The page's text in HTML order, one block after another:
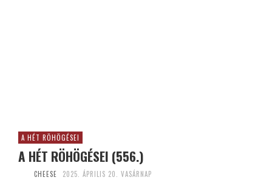
A HÉT RÖHÖGÉSEI
A HÉT RÖHÖGÉSEI (556.)
CHEESE 2025. ÁPRILIS 20. VASÁRNAP